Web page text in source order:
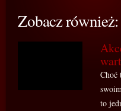
Zobacz również:
Choć
to